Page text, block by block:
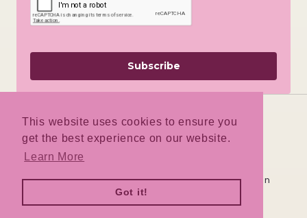
This website uses cookies to ensure you
get the best experience on our website.
Learn More
Got it!
Subscribe
FacebookInstagram
TikTok
Deze winkel wordt door
aangedreven
Ben je de winkeleigenaar?Log hier in